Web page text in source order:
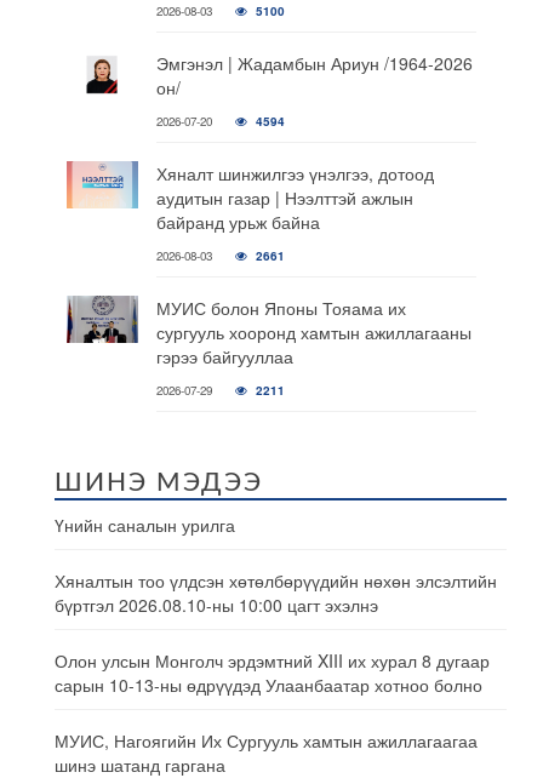
2026-08-03 5100
Эмгэнэл | Жадамбын Ариун /1964-2026
он/
2026-07-20 4594
Хяналт шинжилгээ үнэлгээ, дотоод
аудитын газар | Нээлттэй ажлын
байранд урьж байна
2026-08-03 2661
МУИС болон Японы Тояама их
сургууль хооронд хамтын ажиллагааны
гэрээ байгууллаа
2026-07-29 2211
ШИНЭ МЭДЭЭ
Үнийн саналын урилга
Хяналтын тоо үлдсэн хөтөлбөрүүдийн нөхөн элсэлтийн
бүртгэл 2026.08.10-ны 10:00 цагт эхэлнэ
Олон улсын Монголч эрдэмтний XIII их хурал 8 дугаар
сарын 10-13-ны өдрүүдэд Улаанбаатар хотноо болно
МУИС, Нагоягийн Их Сургууль хамтын ажиллагаагаа
шинэ шатанд гаргана